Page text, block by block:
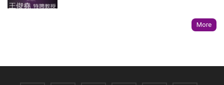
More